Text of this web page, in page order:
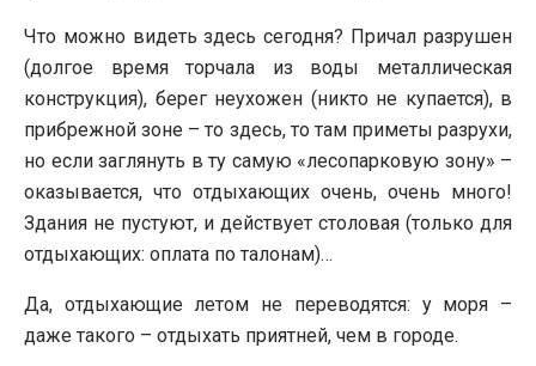
Что можно видеть здесь сегодня? Причал разрушен
(долгое время торчала из воды металлическая
конструкция), берег неухожен (никто не купается), в
прибрежной зоне – то здесь, то там приметы разрухи,
но если заглянуть в ту самую «лесопарковую зону» –
оказывается, что отдыхающих очень, очень много!
Здания не пустуют, и действует столовая (только для
отдыхающих: оплата по талонам)…
Да, отдыхающие летом не переводятся: у моря –
даже такого – отдыхать приятней, чем в городе.